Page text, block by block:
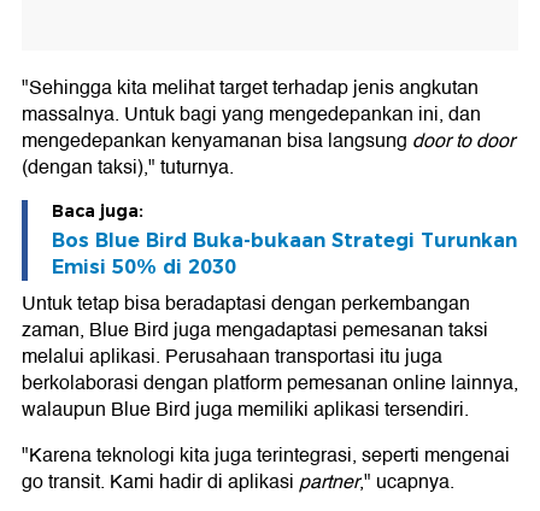
"Sehingga kita melihat target terhadap jenis angkutan
massalnya. Untuk bagi yang mengedepankan ini, dan
mengedepankan kenyamanan bisa langsung door to door
(dengan taksi)," tuturnya.
Baca juga:
Bos Blue Bird Buka-bukaan Strategi Turunkan
Emisi 50% di 2030
Untuk tetap bisa beradaptasi dengan perkembangan
zaman, Blue Bird juga mengadaptasi pemesanan taksi
melalui aplikasi. Perusahaan transportasi itu juga
berkolaborasi dengan platform pemesanan online lainnya,
walaupun Blue Bird juga memiliki aplikasi tersendiri.
"Karena teknologi kita juga terintegrasi, seperti mengenai
go transit. Kami hadir di aplikasipartner," ucapnya.